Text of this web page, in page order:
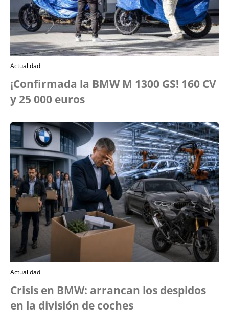
Actualidad
¡Confirmada la BMW M 1300 GS! 160 CV
y 25 000 euros
Actualidad
Crisis en BMW: arrancan los despidos
en la división de coches